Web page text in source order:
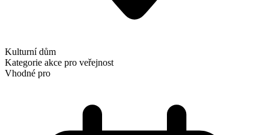
Kulturní dům
Kategorie akce pro veřejnost
Vhodné pro